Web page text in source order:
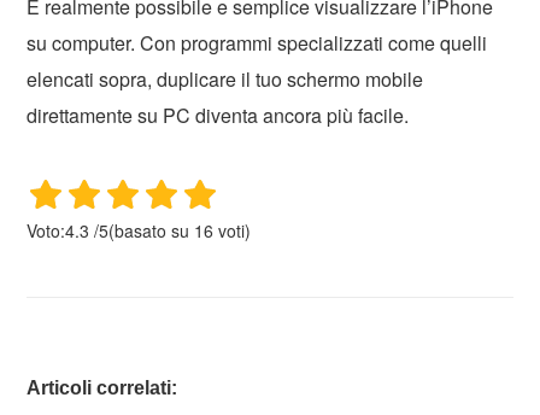
È realmente possibile e semplice visualizzare l’iPhone
su computer. Con programmi specializzati come quelli
elencati sopra, duplicare il tuo schermo mobile
direttamente su PC diventa ancora più facile.
Voto:4.3 /5(basato su 16 voti)
Articoli correlati: